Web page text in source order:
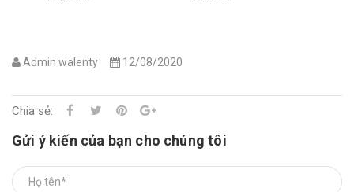
Admin walenty 12/08/2020
Chia sẻ:
Gửi ý kiến của bạn cho chúng tôi